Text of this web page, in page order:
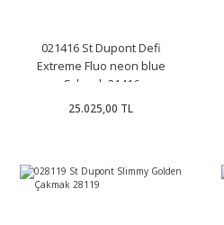
021416 St Dupont Defi
Extreme Fluo neon blue
Çakmak 21416
25.025,00 TL